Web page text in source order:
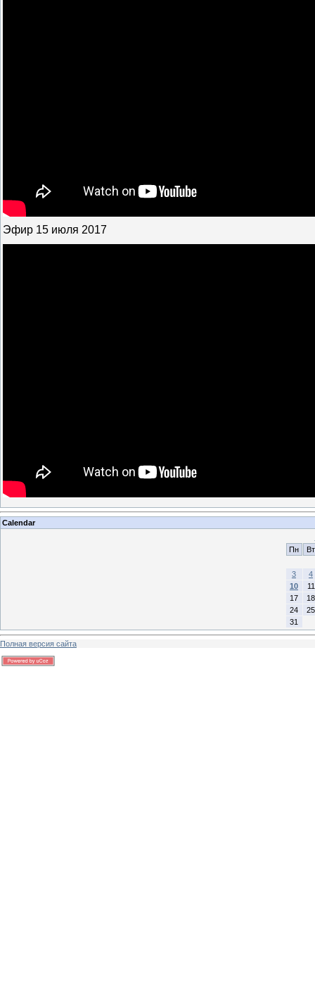
Эфир 15 июля 2017
Calendar
Пн
Вт
3
4
10
11
17
18
24
25
31
Полная версия сайта